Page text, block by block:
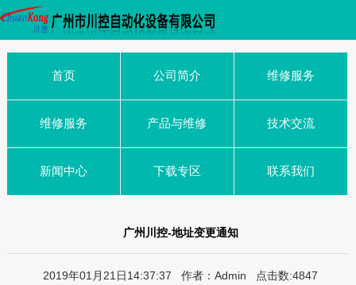
首页 公司简介 维修服务
维修服务 产品与维修 技术交流
新闻中心 下载专区 联系我们
广州川控-地址变更通知
2019年01月21日14:37:37 作者：Admin 点击数:4847